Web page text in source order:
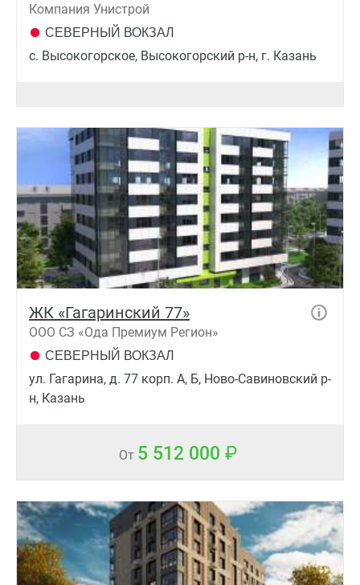
Компания Унистрой
СЕВЕРНЫЙ ВОКЗАЛ
с. Высокогорское, Высокогорский р-н, г. Казань
ЖК «Гагаринский 77»
ООО СЗ «Ода Премиум Регион»
СЕВЕРНЫЙ ВОКЗАЛ
ул. Гагарина, д. 77 корп. А, Б, Ново-Савиновский р-
н, Казань
От 5 512 000